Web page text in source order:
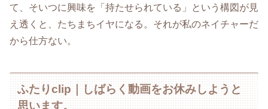
て、そいつに興味を「持たせられている」という構図が見
え透くと、たちまちイヤになる。それが私のネイチャーだ
から仕方ない。
ふたりclip｜しばらく動画をお休みしようと
思います。